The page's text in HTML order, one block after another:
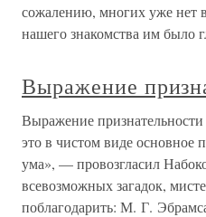
сожалению, многих уже нет
нашего знакомства им было
Выражение
Выражение
это в чистом виде основное
ума», — провозгласил
всевозможных загадок,
поблагодарить: М. Г.